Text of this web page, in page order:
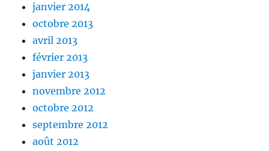
janvier 2014
octobre 2013
avril 2013
février 2013
janvier 2013
novembre 2012
octobre 2012
septembre 2012
août 2012